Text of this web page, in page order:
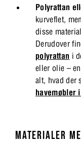
Polyrattan
kurveflet,
disse
Derudover
polyrattan i
eller olie –
alt, hvad der
havemøbler
MATERIALER